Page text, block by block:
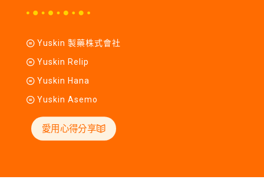
Yuskin 製藥株式會社
Yuskin Relip
Yuskin Hana
Yuskin Asemo
愛用心得分享